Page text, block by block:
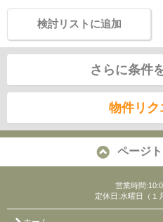
検討リストに追加
さらに条件
物件リク
ページ
営業時間
定休日:水曜日（１